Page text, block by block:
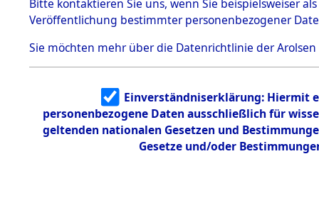
Erhebungen
zu
Todesmärsch
en
5.3.2
Identifizierun
5.3.3
Todesmärsch
Einen Kommentar
Bitte kontaktieren Sie uns, wenn Sie beispielsweiser
Veröffentlichung bestimmter personenbezogener
Sie möchten mehr über die Datenrichtlinie der Arolsen
Einverständniserklärung: Hiermit
personenbezogene Daten ausschließlich für
geltenden nationalen Gesetzen und
Gesetze und/oder